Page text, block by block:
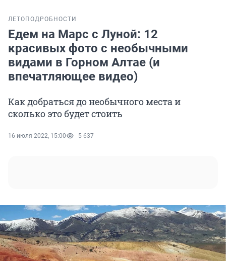
ЛЕТО ПОДРОБНОСТИ
Едем на Марс с Луной: 12
красивых фото с необычными
видами в Горном Алтае (и
впечатляющее видео)
Как добраться до необычного места и
сколько это будет стоить
16 июля 2022, 15:00 5 637